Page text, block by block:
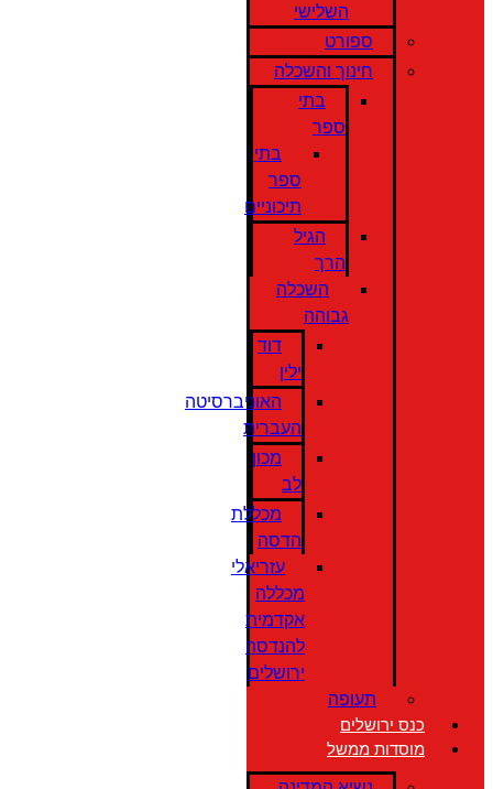
השלישי
ספורט
חינוך והשכלה
בתי
ספר
בתי
ספר
תיכוניים
הגיל
הרך
השכלה
גבוהה
דוד
ילין
האוניברסיטה
העברית
מכון
לב
מכללת
הדסה
עזריאלי
מכללה
אקדמית
להנדסה
ירושלים
תעופה
כנס ירושלים
מוסדות ממשל